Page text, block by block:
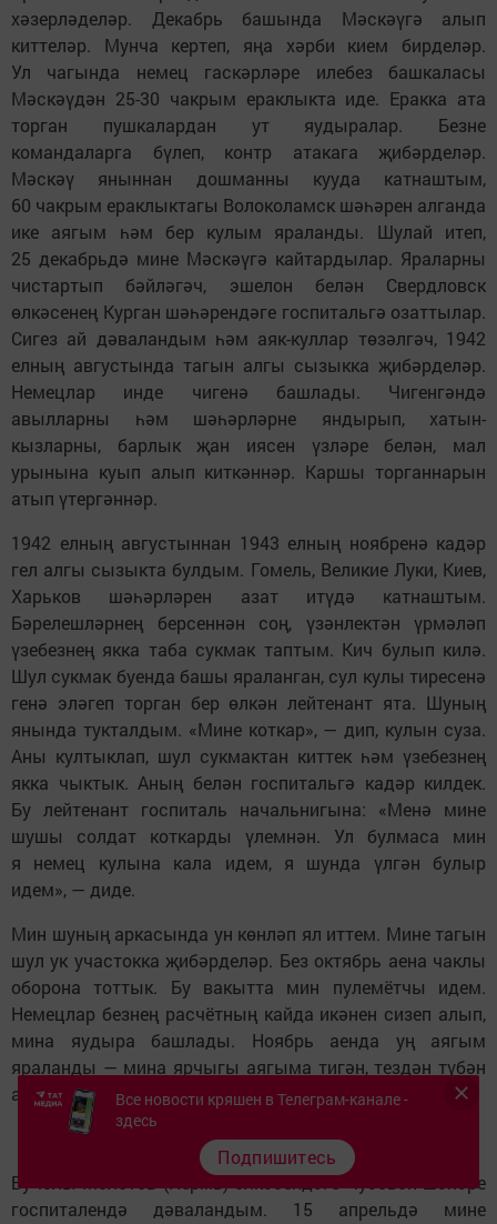
хәзерләделәр. Декабрь башында Мәскәүгә алып
киттеләр. Мунча кертеп, яңа хәрби кием бирделәр.
Ул чагында немец гаскәрләре илебез башкаласы
Мәскәүдән 25-30 чакрым ераклыкта иде. Еракка ата
торган пушкалардан ут яудыралар. Безне
командаларга бүлеп, контр атакага җибәрделәр.
Мәскәү яныннан дошманны кууда катнаштым,
60 чакрым ераклыктагы Волоколамск шәһәрен алганда
ике аягым һәм бер кулым яраланды. Шулай итеп,
25 декабрьдә мине Мәскәүгә кайтардылар. Яраларны
чистартып бәйләгәч, эшелон белән Свердловск
өлкәсенең Курган шәһәрендәге госпитальгә озаттылар.
Сигез ай дәваландым һәм аяк-куллар төзәлгәч, 1942
елның августында тагын алгы сызыкка җибәрделәр.
Немецлар инде чигенә башлады. Чигенгәндә
авылларны һәм шәһәрләрне яндырып, хатын-
кызларны, барлык җан иясен үзләре белән, мал
урынына куып алып киткәннәр. Каршы торганнарын
атып үтергәннәр.
1942 елның августыннан 1943 елның ноябренә кадәр
гел алгы сызыкта булдым. Гомель, Великие Луки, Киев,
Харьков шәһәрләрен азат итүдә катнаштым.
Бәрелешләрнең берсеннән соң, үзәнлектән үрмәләп
үзебезнең якка таба сукмак таптым. Кич булып килә.
Шул сукмак буенда башы яраланган, сул кулы тиресенә
генә эләгеп торган бер өлкән лейтенант ята. Шуның
янында тукталдым. «Мине коткар», — дип, кулын суза.
Аны култыклап, шул сукмактан киттек һәм үзебезнең
якка чыктык. Аның белән госпитальгә кадәр килдек.
Бу лейтенант госпиталь начальнигына: «Менә мине
шушы солдат коткарды үлемнән. Ул булмаса мин
я немец кулына кала идем, я шунда үлгән булыр
идем», — диде.
Мин шуның аркасында ун көнләп ял иттем. Мине тагын
шул ук участокка җибәрделәр. Без октябрь аена чаклы
оборона тоттык. Бу вакытта мин пулемётчы идем.
Немецлар безнең расчётның кайда икәнен сизеп алып,
мина яудыра башлады. Ноябрь аенда уң аягым
яраланды — мина ярчыгы аягыма тигән, тездән түбән
аяк сөяге сынган иде.
Госпитальдән соң
Бу юлы Молотов (Пермь) өлкәсендәге Чусовой шәһәре
госпиталендә дәваландым. 15 апрельдә мине
Все новости кряшен в Телеграм-канале -
здесь
Подпишитесь